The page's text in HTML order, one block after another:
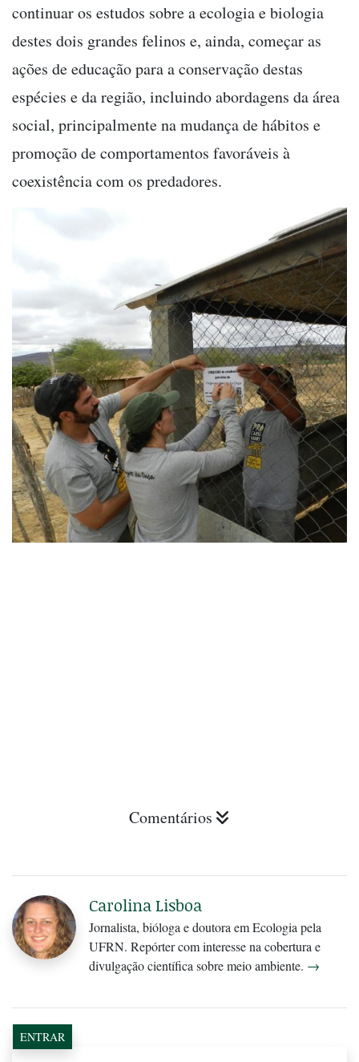
continuar os estudos sobre a ecologia e biologia
destes dois grandes felinos e, ainda, começar as
ações de educação para a conservação destas
espécies e da região, incluindo abordagens da área
social, principalmente na mudança de hábitos e
promoção de comportamentos favoráveis à
coexistência com os predadores.
Comentários
Carolina Lisboa
Jornalista, bióloga e doutora em Ecologia pela
UFRN. Repórter com interesse na cobertura e
divulgação científica sobre meio ambiente. →
ENTRAR